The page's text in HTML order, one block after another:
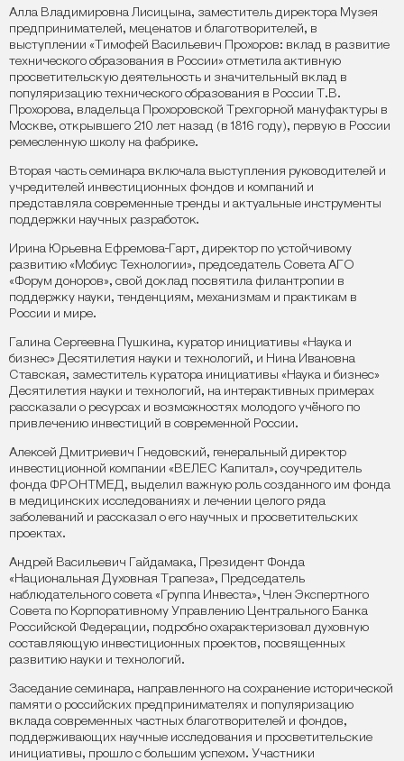
Алла Владимировна Лисицына, заместитель директора Музея
предпринимателей, меценатов и благотворителей, в
выступлении «Тимофей Васильевич Прохоров: вклад в развитие
технического образования в России» отметила активную
просветительскую деятельность и значительный вклад в
популяризацию технического образования в России Т.В.
Прохорова, владельца Прохоровской Трехгорной мануфактуры в
Москве, открывшего 210 лет назад (в 1816 году), первую в России
ремесленную школу на фабрике.
Вторая часть семинара включала выступления руководителей и
учредителей инвестиционных фондов и компаний и
представляла современные тренды и актуальные инструменты
поддержки научных разработок.
Ирина Юрьевна Ефремова-Гарт, директор по устойчивому
развитию «Мобиус Технологии», председатель Совета АГО
«Форум доноров», свой доклад посвятила филантропии в
поддержку науки, тенденциям, механизмам и практикам в
России и мире.
Галина Сергеевна Пушкина, куратор инициативы «Наука и
бизнес» Десятилетия науки и технологий, и Нина Ивановна
Ставская, заместитель куратора инициативы «Наука и бизнес»
Десятилетия науки и технологий, на интерактивных примерах
рассказали о ресурсах и возможностях молодого учёного по
привлечению инвестиций в современной России.
Алексей Дмитриевич Гнедовский, генеральный директор
инвестиционной компании «ВЕЛЕС Капитал», соучредитель
фонда ФРОНТМЕД, выделил важную роль созданного им фонда
в медицинских исследованиях и лечении целого ряда
заболеваний и рассказал о его научных и просветительских
проектах.
Андрей Васильевич Гайдамака, Президент Фонда
«Национальная Духовная Трапеза», Председатель
наблюдательного совета «Группа Инвеста», Член Экспертного
Совета по Корпоративному Управлению Центрального Банка
Российской Федерации, подробно охарактеризовал духовную
составляющую инвестиционных проектов, посвященных
развитию науки и технологий.
Заседание семинара, направленного на сохранение исторической
памяти о российских предпринимателях и популяризацию
вклада современных частных благотворителей и фондов,
поддерживающих научные исследования и просветительские
инициативы, прошло с большим успехом. Участники